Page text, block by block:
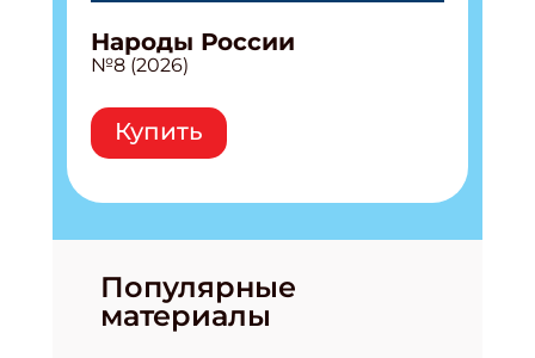
Народы России
№8 (2026)
Купить
Популярные
материалы